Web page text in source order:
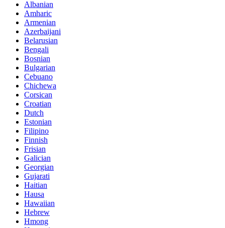
Albanian
Amharic
Armenian
Azerbaijani
Belarusian
Bengali
Bosnian
Bulgarian
Cebuano
Chichewa
Corsican
Croatian
Dutch
Estonian
Filipino
Finnish
Frisian
Galician
Georgian
Gujarati
Haitian
Hausa
Hawaiian
Hebrew
Hmong